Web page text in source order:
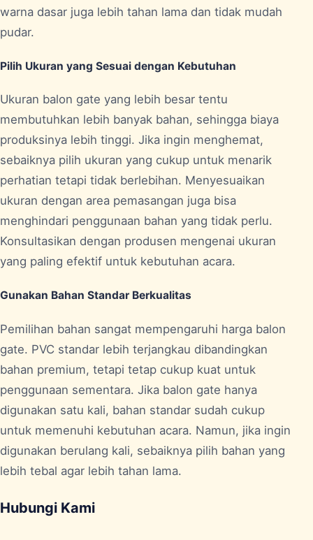
warna dasar juga lebih tahan lama dan tidak mudah
pudar.
Pilih Ukuran yang Sesuai dengan Kebutuhan
Ukuran balon gate yang lebih besar tentu
membutuhkan lebih banyak bahan, sehingga biaya
produksinya lebih tinggi. Jika ingin menghemat,
sebaiknya pilih ukuran yang cukup untuk menarik
perhatian tetapi tidak berlebihan. Menyesuaikan
ukuran dengan area pemasangan juga bisa
menghindari penggunaan bahan yang tidak perlu.
Konsultasikan dengan produsen mengenai ukuran
yang paling efektif untuk kebutuhan acara.
Gunakan Bahan Standar Berkualitas
Pemilihan bahan sangat mempengaruhi harga balon
gate. PVC standar lebih terjangkau dibandingkan
bahan premium, tetapi tetap cukup kuat untuk
penggunaan sementara. Jika balon gate hanya
digunakan satu kali, bahan standar sudah cukup
untuk memenuhi kebutuhan acara. Namun, jika ingin
digunakan berulang kali, sebaiknya pilih bahan yang
lebih tebal agar lebih tahan lama.
Hubungi Kami